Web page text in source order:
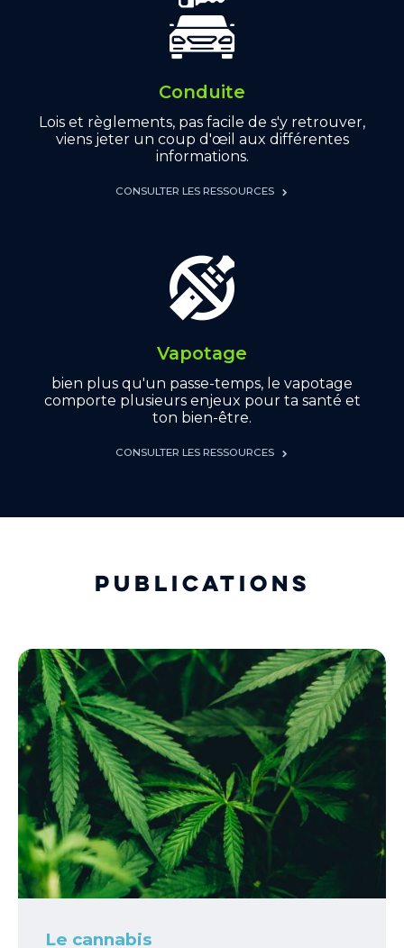
Conduite
Lois et règlements, pas facile de s'y retrouver,
viens jeter un coup d'œil aux différentes
informations.
CONSULTER LES RESSOURCES
Vapotage
bien plus qu'un passe-temps, le vapotage
comporte plusieurs enjeux pour ta santé et
ton bien-être.
CONSULTER LES RESSOURCES
Publications
Le cannabis